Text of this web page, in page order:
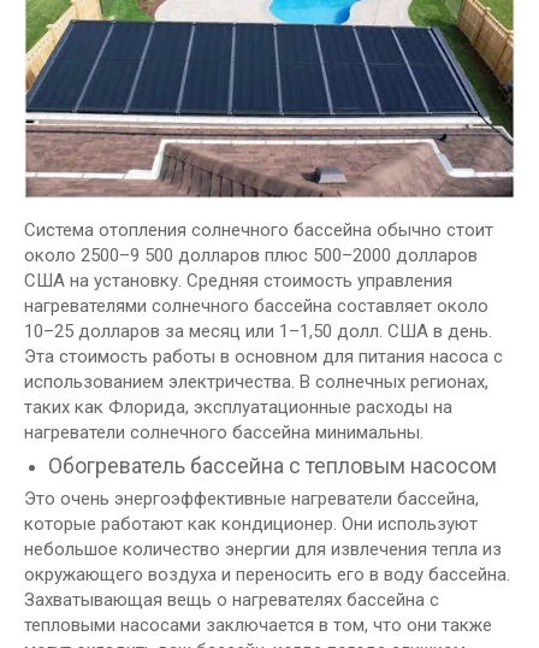
Система отопления солнечного бассейна обычно стоит
около 2500–9 500 долларов плюс 500–2000 долларов
США на установку. Средняя стоимость управления
нагревателями солнечного бассейна составляет около
10–25 долларов за месяц или 1–1,50 долл. США в день.
Эта стоимость работы в основном для питания насоса с
использованием электричества. В солнечных регионах,
таких как Флорида, эксплуатационные расходы на
нагреватели солнечного бассейна минимальны.
Обогреватель бассейна с тепловым насосом
Это очень энергоэффективные нагреватели бассейна,
которые работают как кондиционер. Они используют
небольшое количество энергии для извлечения тепла из
окружающего воздуха и переносить его в воду бассейна.
Захватывающая вещь о нагревателях бассейна с
тепловыми насосами заключается в том, что они также